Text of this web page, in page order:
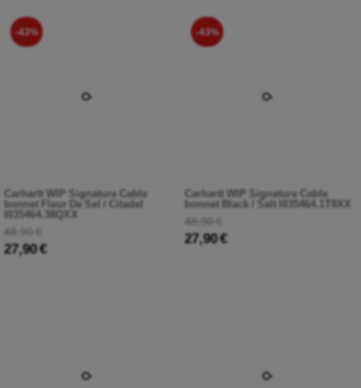
-43%
Carhartt WIP Signature Cable
bonnet Fleur De Sel / Citadel
I035464.38QXX
48,90 €
27,90 €
-43%
Carhartt WIP Signature Cable
bonnet Black / Salt I035464.1T8XX
48,90 €
27,90 €